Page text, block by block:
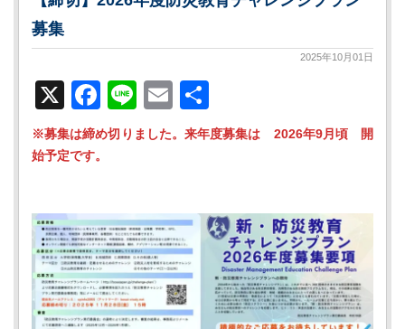
募集
2025年10月01日
X Facebook
LineEmail
有
※募集は締め切りました。来年度募集は 2026年9月頃 開
始予定です。